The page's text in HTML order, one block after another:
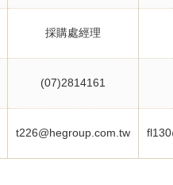
採購處經理
(07)2814161
t226@hegroup.com.tw